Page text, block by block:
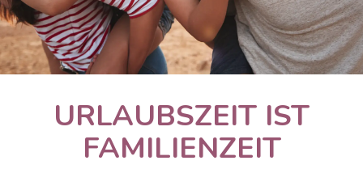
URLAUBSZEIT IST
FAMILIENZEIT